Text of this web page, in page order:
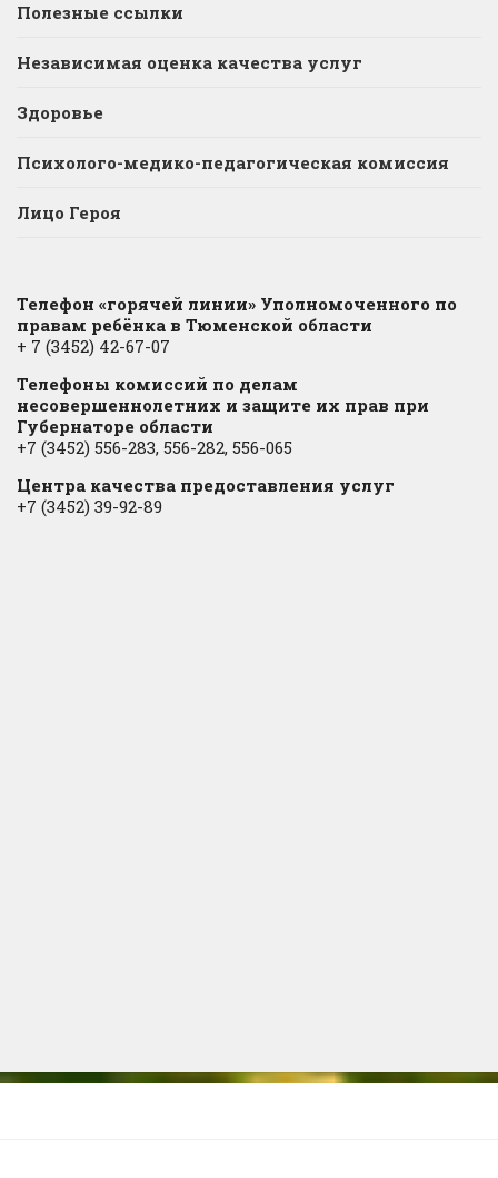
Полезные ссылки
Независимая оценка качества услуг
Здоровье
Психолого-медико-педагогическая комиссия
Лицо Героя
Телефон «горячей линии» Уполномоченного по
правам ребёнка в Тюменской области
+ 7 (3452) 42-67-07
Телефоны комиссий по делам
несовершеннолетних и защите их прав при
Губернаторе области
+7 (3452) 556-283, 556-282, 556-065
Центра качества предоставления услуг
+7 (3452) 39-92-89